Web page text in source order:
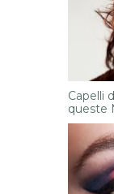
Capelli
queste